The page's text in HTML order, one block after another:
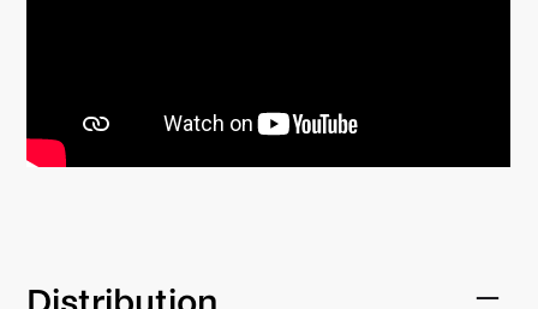
Distribution